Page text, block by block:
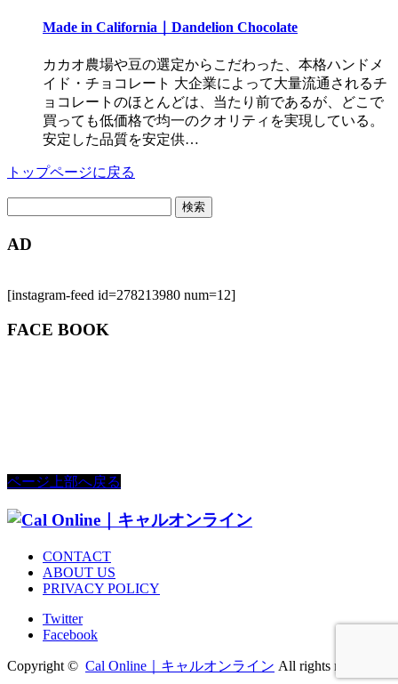
Made in California｜Dandelion Chocolate
カカオ農場や豆の選定からこだわった、本格ハンドメ
イド・チョコレート 大企業によって大量流通されるチ
ョコレートのほとんどは、当たり前であるが、どこで
買っても低価格で均一のクオリティを実現している。
安定した品質を安定供…
トップページに戻る
AD
[instagram-feed id=278213980 num=12]
FACE BOOK
ページ上部へ戻る
CONTACT
ABOUT US
PRIVACY POLICY
Twitter
Facebook
Copyright © Cal Online｜キャルオンライン All rights reserved.